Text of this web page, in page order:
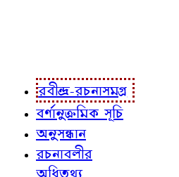
রবীন্দ্র-রচনাসমগ্র
বর্ণানুক্রমিক সূচি
অনুসন্ধান
রচনাবলীর
অধিতথ্য